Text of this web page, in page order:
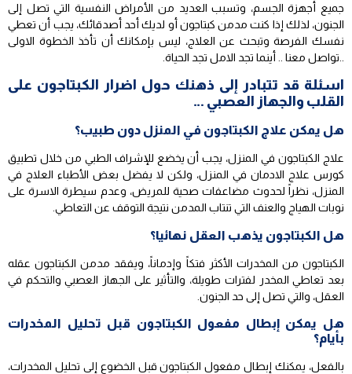
جميع أجهزة الجسم، وتسبب العديد من الأمراض النفسية التي تصل إلى
الجنون، لذلك إذا كنت مدمن كبتاجون أو لديك أحد أصدقائك، يجب أن تعطي
نفسك الفرصة وتبحث عن العلاج، ليس بإمكانك أن تأخذ الخطوة الاولى
..تواصل معنا .. أينما تجد الامل تجد الحياة.
اسئلة قد تتبادر إلى ذهنك حول اضرار الكبتاجون على
القلب والجهاز العصبي …
هل يمكن علاج الكبتاجون في المنزل دون طبيب؟
علاج الكبتاجون في المنزل، يجب أن يخضع للإشراف الطبي من خلال تطبيق
كورس علاج الادمان في المنزل، ولكن لا يفضل بعض الأطباء العلاج في
المنزل، نظراً لحدوث مضاعفات صحية للمريض، وعدم سيطرة الاسرة على
نوبات الهياج والعنف التي تنتاب المدمن نتيجة التوقف عن التعاطي.
هل الكبتاجون يذهب العقل نهائيا؟
الكبتاجون من المخدرات الأكثر فتكاً وإدماناً، ويفقد مدمن الكبتاجون عقله
بعد تعاطي المخدر لفترات طويلة، والتأثير على الجهاز العصبي والتحكم في
العقل، والتي تصل إلى حد الجنون.
هل يمكن إبطال مفعول الكبتاجون قبل تحليل المخدرات
بأيام؟
بالفعل، يمكنك إبطال مفعول الكبتاجون قبل الخضوع إلى تحليل المخدرات،